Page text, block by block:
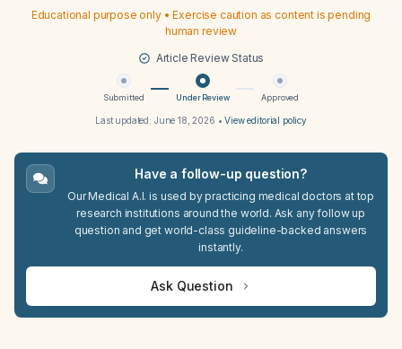
Educational purpose only • Exercise caution as content is pending
human review
Article Review Status
Submitted Under Review Approved
Last updated: June 18, 2026 •View editorial policy
Have a follow-up question?
Our Medical A.I. is used by practicing medical doctors at top
research institutions around the world. Ask any follow up
question and get world-class guideline-backed answers
instantly.
Ask Question